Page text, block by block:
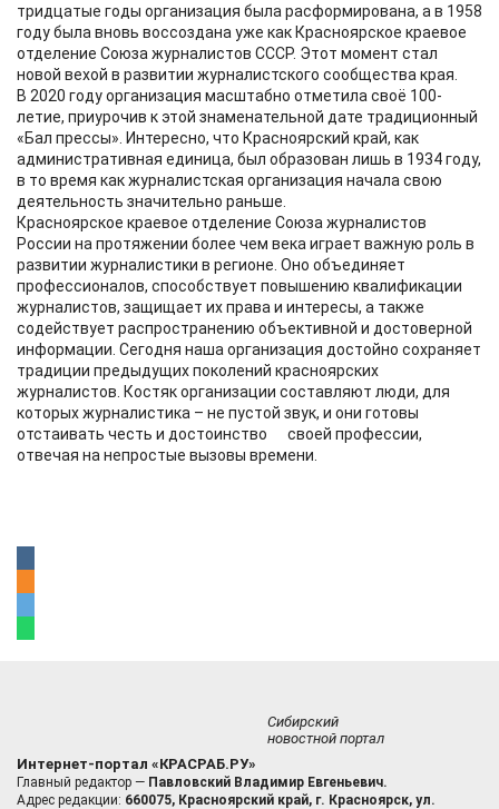
тридцатые годы организация была расформирована, а в 1958
году была вновь воссоздана уже как Красноярское краевое
отделение Союза журналистов СССР. Этот момент стал
новой вехой в развитии журналистского сообщества края.
В 2020 году организация масштабно отметила своё 100-
летие, приурочив к этой знаменательной дате традиционный
«Бал прессы». Интересно, что Красноярский край, как
административная единица, был образован лишь в 1934 году,
в то время как журналистская организация начала свою
деятельность значительно раньше.
Красноярское краевое отделение Союза журналистов
России на протяжении более чем века играет важную роль в
развитии журналистики в регионе. Оно объединяет
профессионалов, способствует повышению квалификации
журналистов, защищает их права и интересы, а также
содействует распространению объективной и достоверной
информации. Сегодня наша организация достойно сохраняет
традиции предыдущих поколений красноярских
журналистов. Костяк организации составляют люди, для
которых журналистика – не пустой звук, и они готовы
отстаивать честь и достоинство своей профессии,
отвечая на непростые вызовы времени.
Сибирский
новостной портал
Интернет-портал «КРАСРАБ.РУ»
Главный редактор — Павловский Владимир Евгеньевич.
Адрес редакции: 660075, Красноярский край, г. Красноярск, ул.